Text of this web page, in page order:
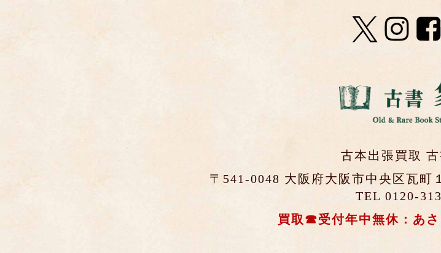
古本出張買取 古
〒541-0048 大阪府大阪市中央区瓦町
TEL 0120-
買取☎受付年中無休：あ